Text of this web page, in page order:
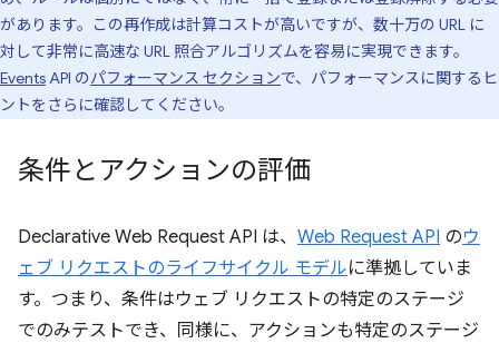
があります。この再作成は計算コストが高いですが、数十万の URL に
対して非常に高速な URL 照合アルゴリズムを容易に実現できます。
EventsAPI のパフォーマンス セクションで、パフォーマンスに関するヒ
ントをさらに確認してください。
条件とアクションの評価
Declarative Web Request API は、 Web Request API のウ
ェブ リクエストのライフサイクル モデルに準拠していま
す。つまり、条件はウェブ リクエストの特定のステージ
でのみテストでき、同様に、アクションも特定のステージ